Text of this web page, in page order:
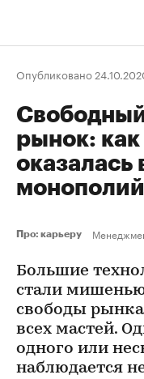
Опубликовано
рынок:
оказалась
монополий
Про: карьеру
Большие
стали
свободы
всех мастей.
одного или
наблюдается